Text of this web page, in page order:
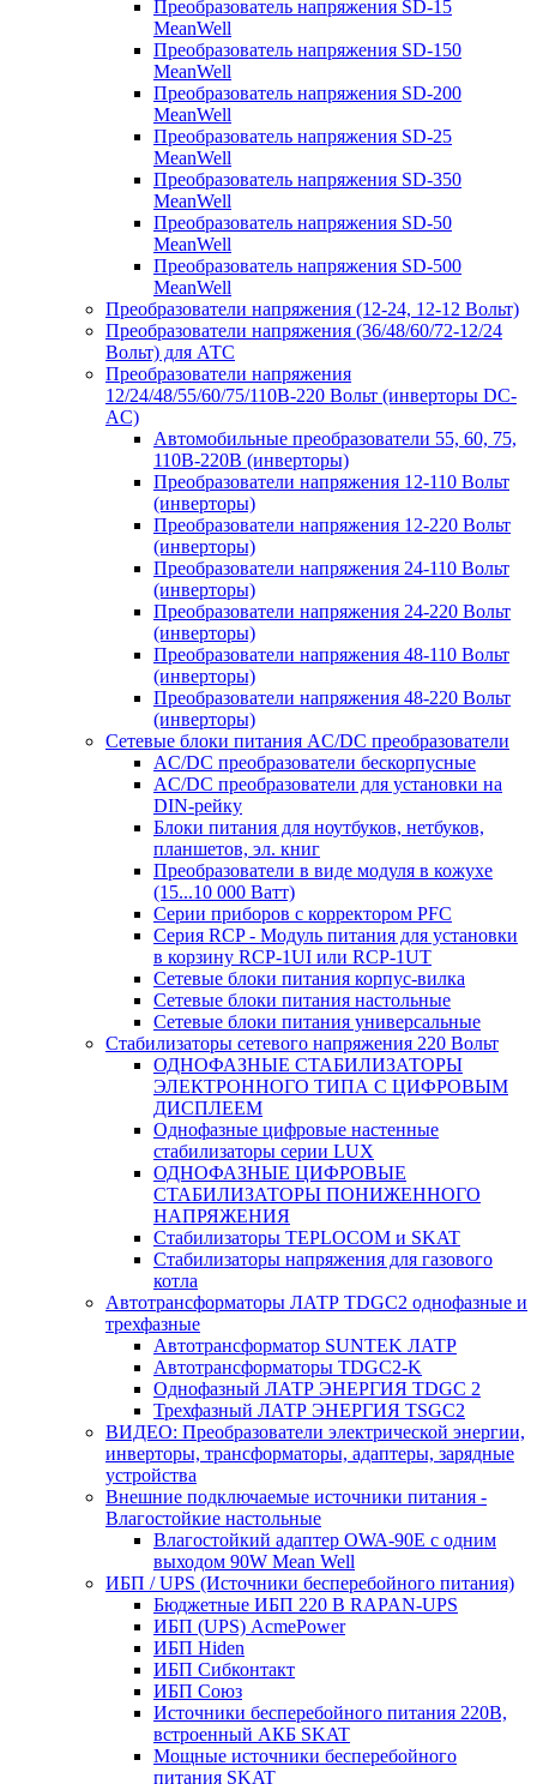
Преобразователь напряжения SD-15
MeanWell
Преобразователь напряжения SD-150
MeanWell
Преобразователь напряжения SD-200
MeanWell
Преобразователь напряжения SD-25
MeanWell
Преобразователь напряжения SD-350
MeanWell
Преобразователь напряжения SD-50
MeanWell
Преобразователь напряжения SD-500
MeanWell
Преобразователи напряжения (12-24, 12-12 Вольт)
Преобразователи напряжения (36/48/60/72-12/24
Вольт) для АТС
Преобразователи напряжения
12/24/48/55/60/75/110В-220 Вольт (инверторы DC-
AC)
Автомобильные преобразователи 55, 60, 75,
110В-220В (инверторы)
Преобразователи напряжения 12-110 Вольт
(инверторы)
Преобразователи напряжения 12-220 Вольт
(инверторы)
Преобразователи напряжения 24-110 Вольт
(инверторы)
Преобразователи напряжения 24-220 Вольт
(инверторы)
Преобразователи напряжения 48-110 Вольт
(инверторы)
Преобразователи напряжения 48-220 Вольт
(инверторы)
Сетевые блоки питания AC/DC преобразователи
AC/DC преобразователи бескорпусные
AC/DC преобразователи для установки на
DIN-рейку
Блоки питания для ноутбуков, нетбуков,
планшетов, эл. книг
Преобразователи в виде модуля в кожухе
(15...10 000 Ватт)
Серии приборов с корректором PFC
Серия RCP - Модуль питания для установки
в корзину RCP-1UI или RCP-1UT
Сетевые блоки питания корпус-вилка
Сетевые блоки питания настольные
Сетевые блоки питания универсальные
Стабилизаторы сетевого напряжения 220 Вольт
ОДНОФАЗНЫЕ СТАБИЛИЗАТОРЫ
ЭЛЕКТРОННОГО ТИПА С ЦИФРОВЫМ
ДИСПЛЕЕМ
Однофазные цифровые настенные
стабилизаторы серии LUX
ОДНОФАЗНЫЕ ЦИФРОВЫЕ
СТАБИЛИЗАТОРЫ ПОНИЖЕННОГО
НАПРЯЖЕНИЯ
Стабилизаторы TEPLOCOM и SKAT
Стабилизаторы напряжения для газового
котла
Автотрансформаторы ЛАТР TDGC2 однофазные и
трехфазные
Автотрансформатор SUNTEK ЛАТР
Автотрансформаторы TDGC2-K
Однофазный ЛАТР ЭНЕРГИЯ TDGC 2
Трехфазный ЛАТР ЭНЕРГИЯ TSGC2
ВИДЕО: Преобразователи электрической энергии,
инверторы, трансформаторы, адаптеры, зарядные
устройства
Внешние подключаемые источники питания -
Влагостойкие настольные
Влагостойкий адаптер OWA-90E с одним
выходом 90W Mean Well
ИБП / UPS (Источники бесперебойного питания)
Бюджетные ИБП 220 В RAPAN-UPS
ИБП (UPS) AcmePower
ИБП Hiden
ИБП Сибконтакт
ИБП Союз
Источники бесперебойного питания 220В,
встроенный АКБ SKAT
Мощные источники бесперебойного
питания SKAT